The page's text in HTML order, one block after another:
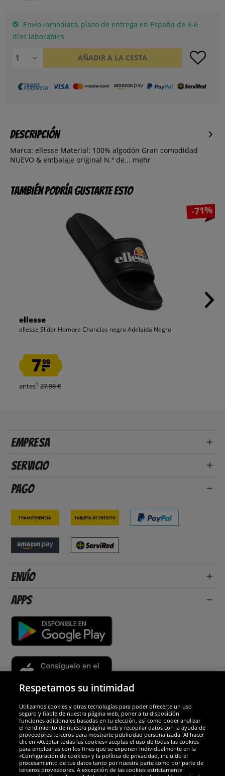
Envío inmediato, plazo de entrega en España de 3-6
días laborables
AÑADIR A LA CESTA
Descripción
Marca: ellesse Material: 100% algodón Gran comodidad
NUEVO & embalaje original N.º de... mehr
También podría gustarte esto
-71%
ellesse
ellesse Slider Hombre Chanclas negro Adelaida Negro
7.99
antes1 27,99 €
Empresa
Servicio
Pago
Transferencia Tarjeta de crédito
Envío
Apps
Socios y seguridad
Galardones
Respetamos su intimidad
Utilizamos cookies y otras tecnologías para poder ofrecerte un uso
seguro y fiable de nuestra página web, poner a tu disposición
funciones adicionales basadas en tu elección, así como poder analizar
el rendimiento de nuestra página web y recopilar datos con la ayuda de
proveedores terceros para mostrarte publicidad personalizada. Al hacer
clic en «Aceptar todas las cookies» aceptas el uso de todas las cookies
para emplearlas con los fines que se exponen individualmente en la
«Configuración de cookies» y la política de privacidad, incluido el
procesamiento de tus datos tanto por nuestra parte como por parte de
terceros proveedores. A excepción de las cookies estrictamente